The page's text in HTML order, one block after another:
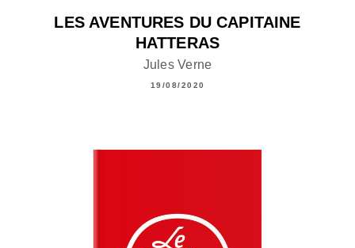
LES AVENTURES DU CAPITAINE
HATTERAS
Jules Verne
19/08/2020